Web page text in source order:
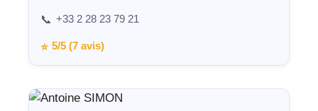
📞 +33 2 28 23 79 21
⭐ 5/5 (7 avis)